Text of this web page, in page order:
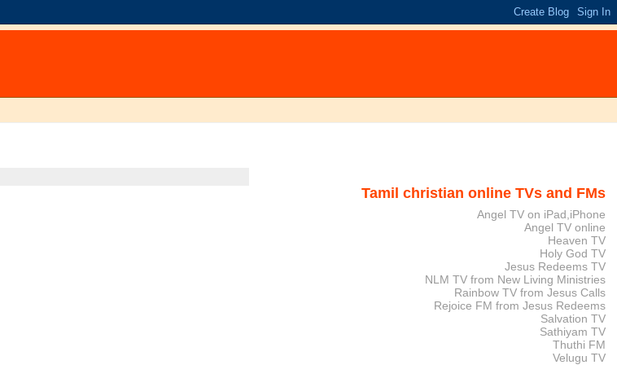
Tamil christian online TVs and FMs
Angel TV on iPad,iPhone
Angel TV online
Heaven TV
Holy God TV
Jesus Redeems TV
NLM TV from New Living Ministries
Rainbow TV from Jesus Calls
Rejoice FM from Jesus Redeems
Salvation TV
Sathiyam TV
Thuthi FM
Velugu TV